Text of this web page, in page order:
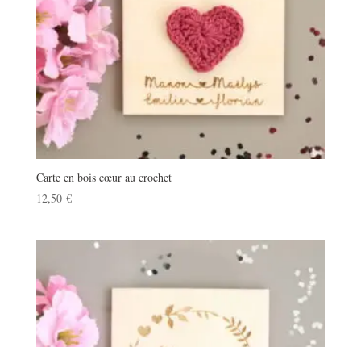
Carte en bois cœur au crochet
12,50 €